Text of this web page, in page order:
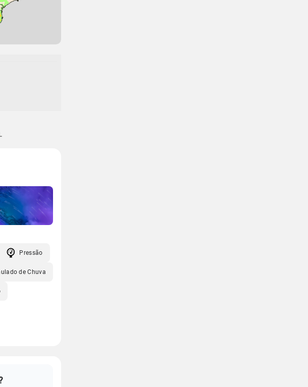
Pressão
de Chuva